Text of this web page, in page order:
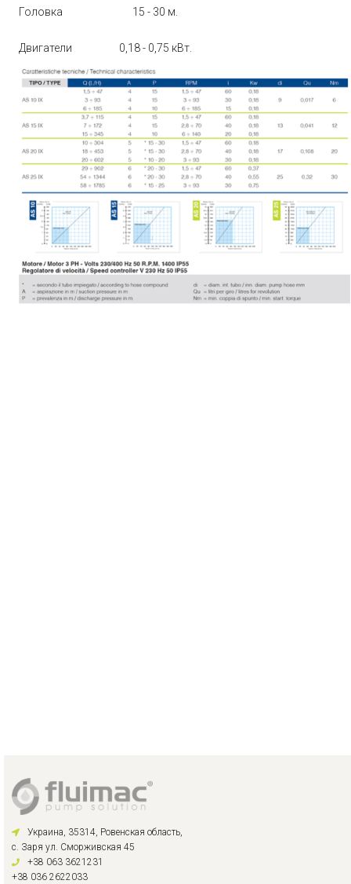
Головка 15 - 30 м.
Двигатели 0,18 - 0,75 кВт.
Украина, 35314, Ровенская область,
с. Заря ул. Сморживская 45
+38 063 3621231
+38 036 2622033